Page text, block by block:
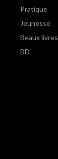
Pratique
Jeunesse
Beaux livres
BD